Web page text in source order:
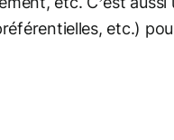
etc.)